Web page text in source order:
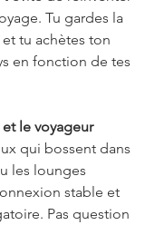
Tu gardes la
tu achètes ton
en fonction de tes
le voyageur
qui bossent dans
les lounges
stable et
Pas question